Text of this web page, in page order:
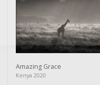
Amazing Grace
Kenya 2020